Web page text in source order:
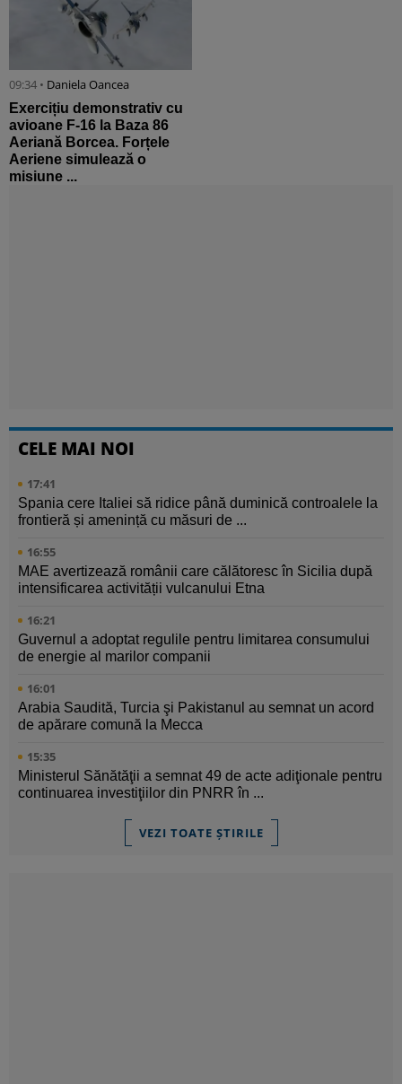
09:34 • Daniela Oancea
Exercițiu demonstrativ cu
avioane F-16 la Baza 86
Aeriană Borcea. Forțele
Aeriene simulează o
misiune ...
CELE MAI NOI
17:41
Spania cere Italiei să ridice până duminică controalele la
frontieră și amenință cu măsuri de ...
16:55
MAE avertizează românii care călătoresc în Sicilia după
intensificarea activității vulcanului Etna
16:21
Guvernul a adoptat regulile pentru limitarea consumului
de energie al marilor companii
16:01
Arabia Saudită, Turcia şi Pakistanul au semnat un acord
de apărare comună la Mecca
15:35
Ministerul Sănătăţii a semnat 49 de acte adiţionale pentru
continuarea investiţiilor din PNRR în ...
VEZI TOATE ȘTIRILE